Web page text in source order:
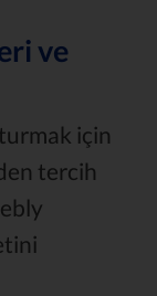
ve
için
tercih